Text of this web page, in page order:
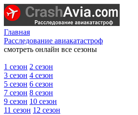
Главная
Расследование авиакатастроф
смотреть онлайн все сезоны
1 сезон 2 сезон
3 сезон 4 сезон
5 сезон 6 сезон
7 сезон 8 сезон
9 сезон 10 сезон
11 сезон 12 сезон